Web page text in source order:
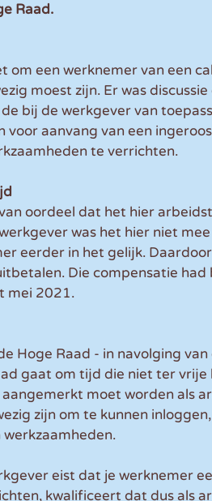
Raad.
om een werknemer van een
moest zijn. Er was
bij de werkgever van
voor aanvang van een
te verrichten.
oordeel dat het hier
was het hier niet
eerder in het gelijk.
Die compensatie
mei 2021.
Hoge Raad - in navolging
gaat om tijd die niet ter vrije
moet worden als
zijn om te kunnen
eist dat je werknemer
kwalificeert dat dus als